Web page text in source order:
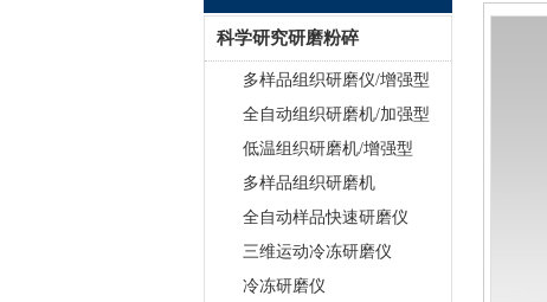
科学研究研磨粉碎
多样品组织研磨仪/增强型
全自动组织研磨机/加强型
低温组织研磨机/增强型
多样品组织研磨机
全自动样品快速研磨仪
三维运动冷冻研磨仪
冷冻研磨仪